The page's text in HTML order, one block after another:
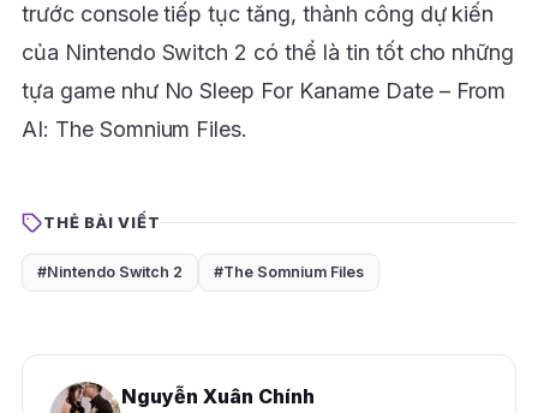
trước console tiếp tục tăng, thành công dự kiến
của Nintendo Switch 2 có thể là tin tốt cho những
tựa game như No Sleep For Kaname Date – From
AI: The Somnium Files.
THẺ BÀI VIẾT
#Nintendo Switch 2 #The Somnium Files
Nguyễn Xuân Chính